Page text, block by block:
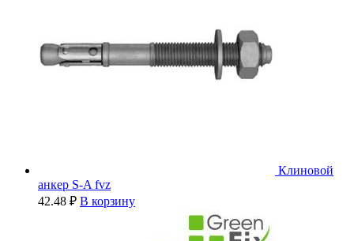
Клиновой
анкер S-A fvz
42.48 ₽ В корзину